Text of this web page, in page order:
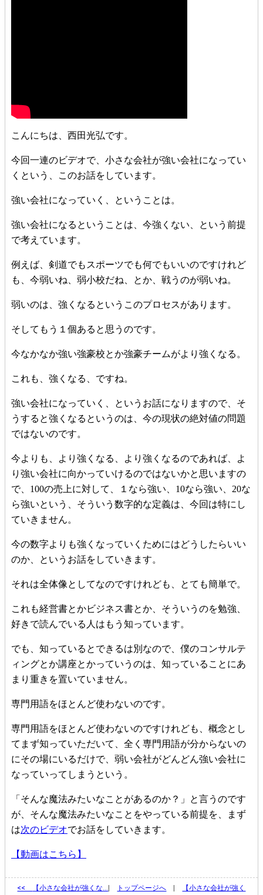
こんにちは、西田光弘です。
今回一連のビデオで、小さな会社が強い会社になってい
くという、このお話をしています。
強い会社になっていく、ということは。
強い会社になるということは、今強くない、という前提
で考えています。
例えば、剣道でもスポーツでも何でもいいのですけれど
も、今弱いね、弱小校だね、とか、戦うのが弱いね。
弱いのは、強くなるというこのプロセスがあります。
そしてもう１個あると思うのです。
今なかなか強い強豪校とか強豪チームがより強くなる。
これも、強くなる、ですね。
強い会社になっていく、というお話になりますので、そ
うすると強くなるというのは、今の現状の絶対値の問題
ではないのです。
今よりも、より強くなる、より強くなるのであれば、よ
り強い会社に向かっていけるのではないかと思いますの
で、100の売上に対して、１なら強い、10なら強い、20な
ら強いという、そういう数字的な定義は、今回は特にし
ていきません。
今の数字よりも強くなっていくためにはどうしたらいい
のか、というお話をしていきます。
それは全体像としてなのですけれども、とても簡単で。
これも経営書とかビジネス書とか、そういうのを勉強、
好きで読んでいる人はもう知っています。
でも、知っているとできるは別なので、僕のコンサルテ
ィングとか講座とかっていうのは、知っていることにあ
まり重きを置いていません。
専門用語をほとんど使わないのです。
専門用語をほとんど使わないのですけれども、概念とし
てまず知っていただいて、全く専門用語が分からないの
にその場にいるだけで、弱い会社がどんどん強い会社に
なっていってしまうという。
「そんな魔法みたいなことがあるのか？」と言うのです
が、そんな魔法みたいなことをやっている前提を、まず
は次のビデオでお話をしていきます。
【動画はこちら】
<< 【小さな会社が強くな… トップページへ 【小さな会社が強く